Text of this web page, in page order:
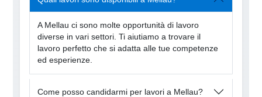
A Mellau ci sono molte opportunità di lavoro
diverse in vari settori. Ti aiutiamo a trovare il
lavoro perfetto che si adatta alle tue competenze
ed esperienze.
Come posso candidarmi per lavori a Mellau?